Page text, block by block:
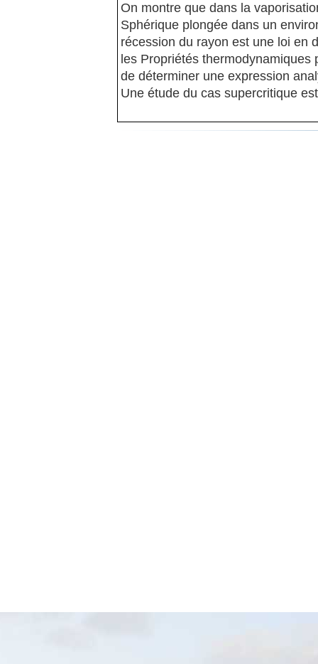
On montre que dans la
Sphérique plongée dans un
récession du rayon est une loi en
les Propriétés
de déterminer une expression
Une étude du cas supercritique